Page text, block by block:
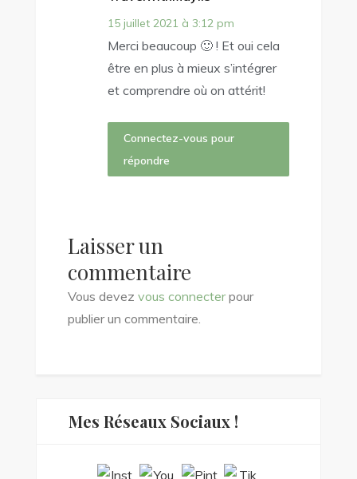
15 juillet 2021 à 3:12 pm
Merci beaucoup 🙂 ! Et oui cela
être en plus à mieux s’intégrer
et comprendre où on attérit!
Connectez-vous pour
répondre
Laisser un
commentaire
Vous devez vous connecterpour
publier un commentaire.
Mes Réseaux Sociaux !